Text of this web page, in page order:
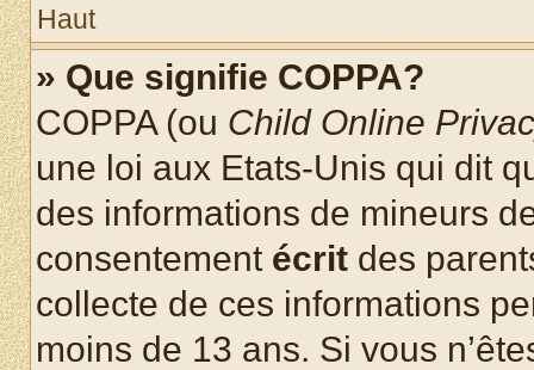
Haut
» Que signifie COPPA?
COPPA (ou Child Online
une loi aux Etats-Unis qui dit
des informations de mineurs
consentement écrit des
collecte de ces informations
moins de 13 ans. Si vous